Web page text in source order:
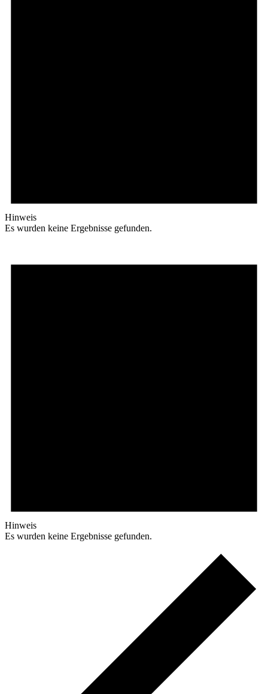
Hinweis
Es wurden keine Ergebnisse gefunden.
Hinweis
Es wurden keine Ergebnisse gefunden.